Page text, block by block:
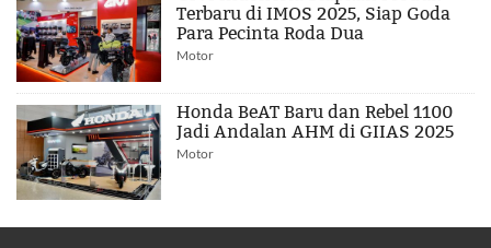
Terbaru di IMOS 2025, Siap Goda
Para Pecinta Roda Dua
Motor
Honda BeAT Baru dan Rebel 1100
Jadi Andalan AHM di GIIAS 2025
Motor